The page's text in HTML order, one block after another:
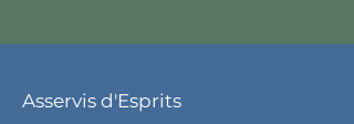
Asservis d'Esprits